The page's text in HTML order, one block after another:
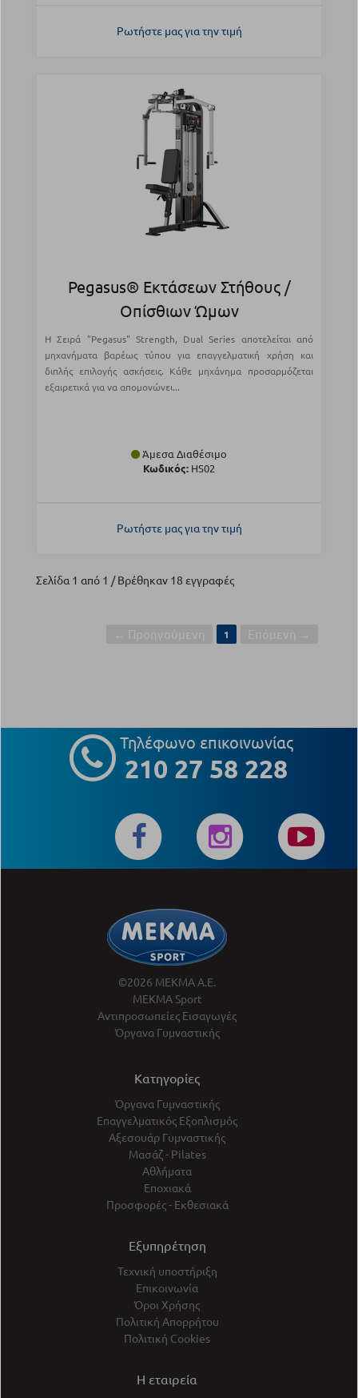
Ρωτήστε μας για την τιμή
Pegasus® Εκτάσεων Στήθους /
Οπίσθιων Ώμων
Η Σειρά "Pegasus" Strength, Dual Series αποτελείται από
μηχανήματα βαρέως τύπου για επαγγελματική χρήση και
διπλής επιλογής ασκήσεις. Κάθε μηχάνημα προσαρμόζεται
εξαιρετικά για να απομονώνει...
Άμεσα Διαθέσιμο
Κωδικός: HS02
Ρωτήστε μας για την τιμή
Σελίδα 1 από 1 / Βρέθηκαν 18 εγγραφές
1
Τηλέφωνο επικοινωνίας
210 27 58 228
©2026 ΜΕΚΜΑ Α.Ε.
ΜΕΚΜΑ Sport
Αντιπροσωπείες Εισαγωγές
Όργανα Γυμναστικής
Κατηγορίες
Όργανα Γυμναστικής
Επαγγελματικός Εξοπλισμός
Αξεσουάρ Γυμναστικής
Μασάζ - Pilates
Αθλήματα
Εποχιακά
Προσφορές - Εκθεσιακά
Εξυπηρέτηση
Τεχνική υποστήριξη
Επικοινωνία
Όροι Χρήσης
Πολιτική Απορρήτου
Πολιτική Cookies
Η εταιρεία